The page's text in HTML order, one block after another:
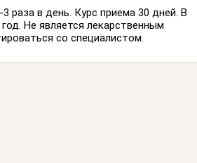
раза в день. Курс приема 30 дней. В
Не является лекарственным
со специалистом.